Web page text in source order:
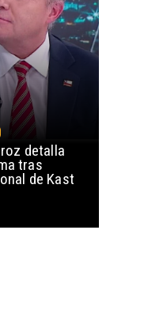
detalla
tras
de Kast